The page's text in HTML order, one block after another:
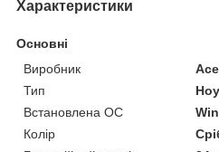
Характеристики
Основні
Виробник
Тип
Встановлена ОС
Колір